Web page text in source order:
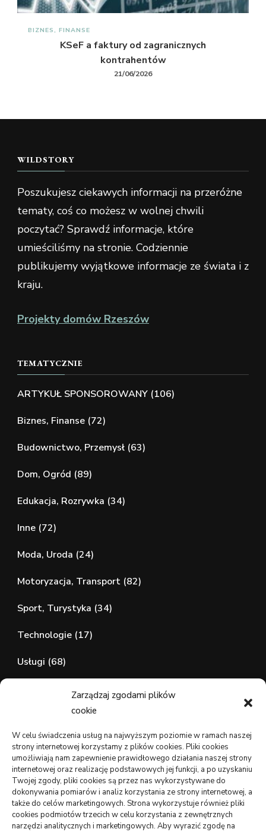
Zarządzaj zgodami plików
cookie
W celu świadczenia usług na najwyższym poziomie w ramach naszej
strony internetowej korzystamy z plików cookies. Pliki cookies
umożliwiają nam zapewnienie prawidłowego działania naszej strony
internetowej oraz realizację podstawowych jej funkcji, a po uzyskaniu
Twojej zgody, pliki cookies są przez nas wykorzystywane do
dokonywania pomiarów i analiz korzystania ze strony internetowej, a
także do celów marketingowych. Strona wykorzystuje również pliki
cookies podmiotów trzecich w celu korzystania z zewnętrznych
narzędzi analitycznych i marketingowych. Aby wyrazić zgodę na
BIZNES, FINANSE
KSeF a faktury od zagranicznych
kontrahentów
21/06/2026
WILDSTORY
Poszukujesz ciekawych informacji na przeróżne
tematy, coś co możesz w wolnej chwili
poczytać? Sprawdź informacje, które
umieściliśmy na stronie. Codziennie
publikujemy wyjątkowe informacje ze świata i z
kraju.
Projekty domów Rzeszów
TEMATYCZNIE
ARTYKUŁ SPONSOROWANY (106)
Biznes, Finanse (72)
Budownictwo, Przemysł (63)
Dom, Ogród (89)
Edukacja, Rozrywka (34)
Inne (72)
Moda, Uroda (24)
Motoryzacja, Transport (82)
Sport, Turystyka (34)
Technologie (17)
Usługi (68)
Zdrowie, Medycyna (107)
wizytówki nap
WARTE PRZECZYTANIA
DOM, OGRÓD
Jak podłączyć zbiornik na deszczówkę do rynny –